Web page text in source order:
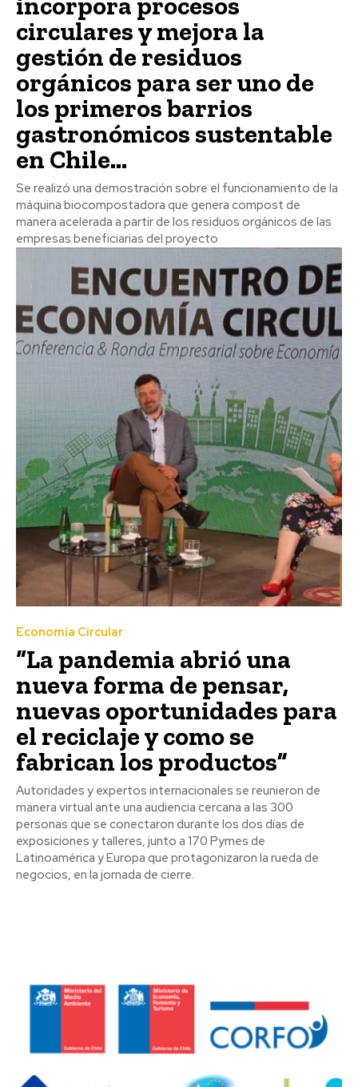
circulares y mejora la
gestión de residuos
orgánicos para ser uno de
los primeros barrios
gastronómicos sustentable
en Chile...
Se realizó una demostración sobre el funcionamiento de la
máquina biocompostadora que genera compost de
manera acelerada a partir de los residuos orgánicos de las
empresas beneficiarias del proyecto
Economía Circular
“La pandemia abrió una
nueva forma de pensar,
nuevas oportunidades para
el reciclaje y como se
fabrican los productos”
Autoridades y expertos internacionales se reunieron de
manera virtual ante una audiencia cercana a las 300
personas que se conectaron durante los dos días de
exposiciones y talleres, junto a 170 Pymes de
Latinoamérica y Europa que protagonizaron la rueda de
negocios, en la jornada de cierre.